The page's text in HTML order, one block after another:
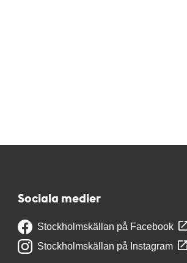
Sociala medier
Stockholmskällan på Facebook
Stockholmskällan på Instagram